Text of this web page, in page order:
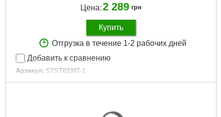
Цена:2 289 грн
Купить
Отгрузка в течение 1-2 рабочих дней
Добавить к сравнению
Артикул: STST83397-1
Код товара: 25.56.78
480x280x280 мм